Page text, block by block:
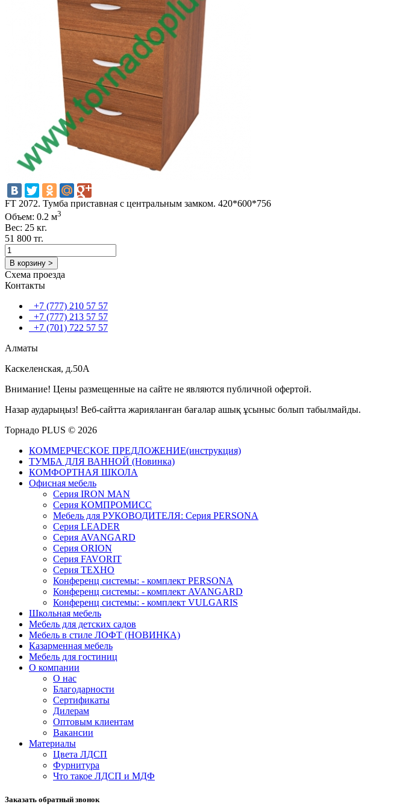
FT 2072. Тумба приставная с центральным замком. 420*600*756
Объем: 0.2 м3
Вес: 25 кг.
51 800 тг.
В корзину >
Схема проезда
Контакты
+7 (777) 210 57 57
+7 (777) 213 57 57
+7 (701) 722 57 57
Алматы
Каскеленская, д.50А
Внимание! Цены размещенные на сайте не являются публичной офертой.
Назар аударыңыз! Веб-сайтта жарияланған бағалар ашық ұсыныс болып табылмайды.
Торнадо PLUS © 2026
КОММЕРЧЕСКОЕ ПРЕДЛОЖЕНИЕ(инструкция)
ТУМБА ДЛЯ ВАННОЙ (Новинка)
КОМФОРТНАЯ ШКОЛА
Офисная мебель
Серия IRON MAN
Серия КОМПРОМИСС
Мебель для РУКОВОДИТЕЛЯ: Серия PERSONA
Серия LEADER
Серия AVANGARD
Серия ORION
Серия FAVORIT
Серия ТЕХНО
Конференц системы: - комплект PERSONA
Конференц системы: - комплект AVANGARD
Конференц системы: - комплект VULGARIS
Школьная мебель
Мебель для детских садов
Мебель в стиле ЛОФТ (НОВИНКА)
Казарменная мебель
Мебель для гостиниц
О компании
О нас
Благодарности
Сертификаты
Дилерам
Оптовым клиентам
Вакансии
Материалы
Цвета ЛДСП
Фурнитура
Что такое ЛДСП и МДФ
Заказать обратный звонок